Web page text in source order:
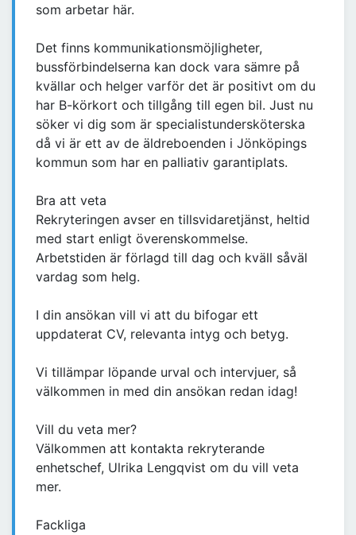
som arbetar här.
Det finns kommunikationsmöjligheter,
bussförbindelserna kan dock vara sämre på
kvällar och helger varför det är positivt om du
har B-körkort och tillgång till egen bil. Just nu
söker vi dig som är specialistundersköterska
då vi är ett av de äldreboenden i Jönköpings
kommun som har en palliativ garantiplats.
Bra att veta
Rekryteringen avser en tillsvidaretjänst, heltid
med start enligt överenskommelse.
Arbetstiden är förlagd till dag och kväll såväl
vardag som helg.
I din ansökan vill vi att du bifogar ett
uppdaterat CV, relevanta intyg och betyg.
Vi tillämpar löpande urval och intervjuer, så
välkommen in med din ansökan redan idag!
Vill du veta mer?
Välkommen att kontakta rekryterande
enhetschef, Ulrika Lengqvist om du vill veta
mer.
Fackliga